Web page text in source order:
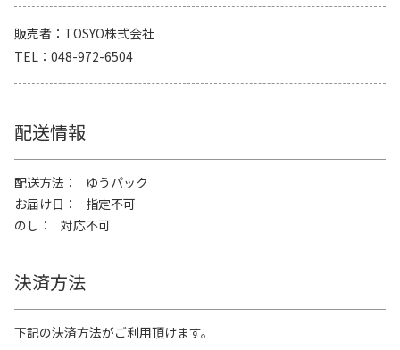
販売者
TOSYO株式会社
TEL
048-972-6504
配送情報
配送方法
ゆうパック
お届け日
指定不可
のし
対応不可
決済方法
下記の決済方法がご利用頂けます。